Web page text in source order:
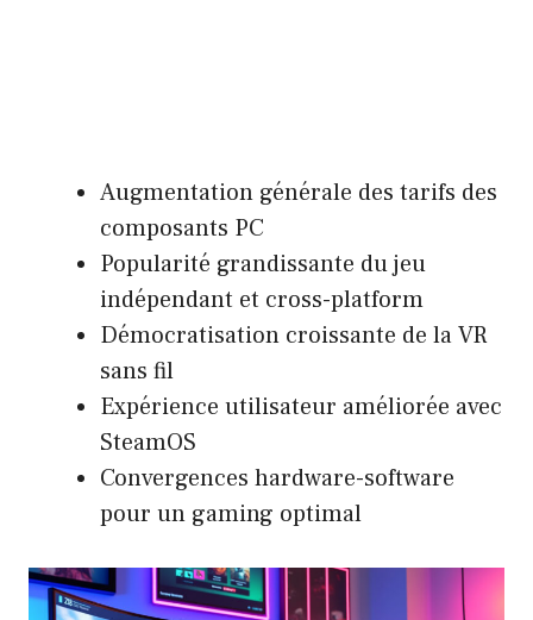
Augmentation générale des tarifs des
composants PC
Popularité grandissante du jeu
indépendant et cross-platform
Démocratisation croissante de la VR
sans fil
Expérience utilisateur améliorée avec
SteamOS
Convergences hardware-software
pour un gaming optimal